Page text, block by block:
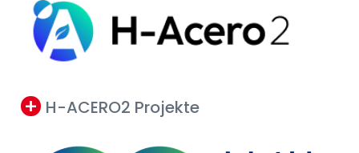
H-ACERO2 Projekte